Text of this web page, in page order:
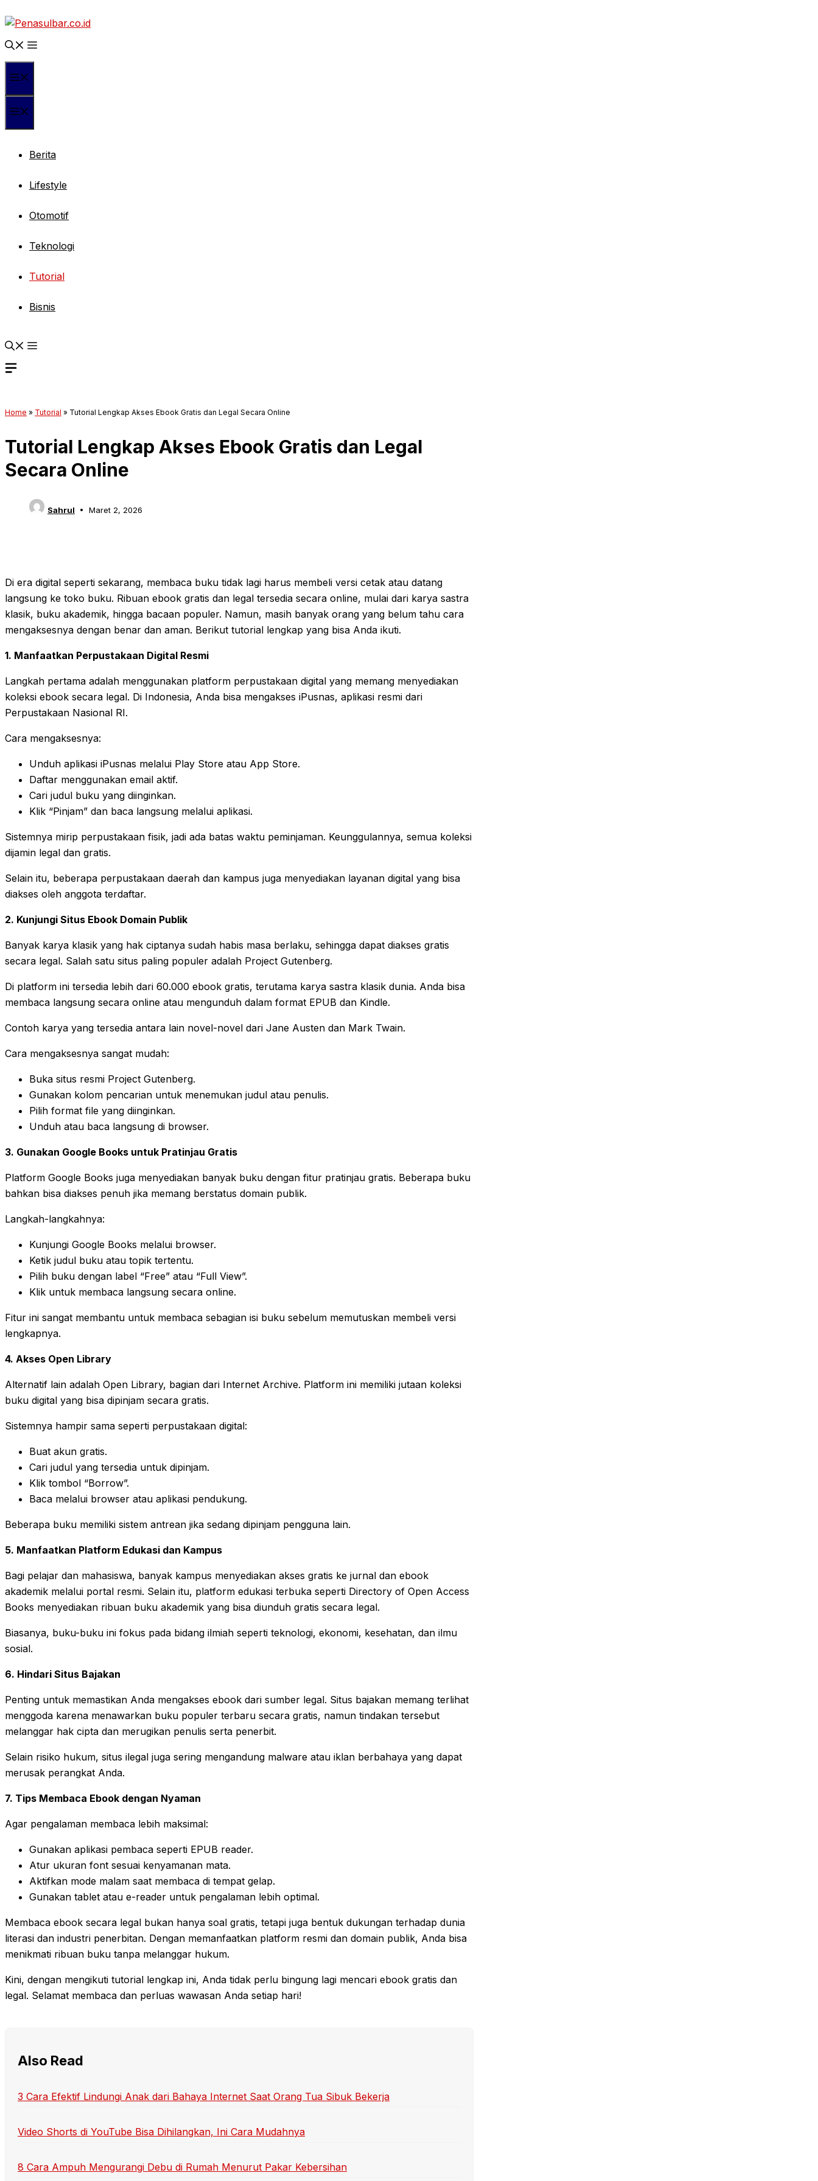
ke
isi
Berita
Lifestyle
Otomotif
Teknologi
Tutorial
Bisnis
Home » Tutorial » Tutorial Lengkap Akses Ebook Gratis dan Legal Secara Online
Tutorial Lengkap Akses Ebook Gratis dan Legal
Secara Online
Sahrul Maret 2, 2026
Di era digital seperti sekarang, membaca buku tidak lagi harus membeli versi cetak atau datang
langsung ke toko buku. Ribuan ebook gratis dan legal tersedia secara online, mulai dari karya sastra
klasik, buku akademik, hingga bacaan populer. Namun, masih banyak orang yang belum tahu cara
mengaksesnya dengan benar dan aman. Berikut tutorial lengkap yang bisa Anda ikuti.
1. Manfaatkan Perpustakaan Digital Resmi
Langkah pertama adalah menggunakan platform perpustakaan digital yang memang menyediakan
koleksi ebook secara legal. Di Indonesia, Anda bisa mengakses iPusnas, aplikasi resmi dari
Perpustakaan Nasional RI.
Cara mengaksesnya:
Unduh aplikasi iPusnas melalui Play Store atau App Store.
Daftar menggunakan email aktif.
Cari judul buku yang diinginkan.
Klik “Pinjam” dan baca langsung melalui aplikasi.
Sistemnya mirip perpustakaan fisik, jadi ada batas waktu peminjaman. Keunggulannya, semua koleksi
dijamin legal dan gratis.
Selain itu, beberapa perpustakaan daerah dan kampus juga menyediakan layanan digital yang bisa
diakses oleh anggota terdaftar.
2. Kunjungi Situs Ebook Domain Publik
Banyak karya klasik yang hak ciptanya sudah habis masa berlaku, sehingga dapat diakses gratis
secara legal. Salah satu situs paling populer adalah Project Gutenberg.
Di platform ini tersedia lebih dari 60.000 ebook gratis, terutama karya sastra klasik dunia. Anda bisa
membaca langsung secara online atau mengunduh dalam format EPUB dan Kindle.
Contoh karya yang tersedia antara lain novel-novel dari Jane Austen dan Mark Twain.
Cara mengaksesnya sangat mudah:
Buka situs resmi Project Gutenberg.
Gunakan kolom pencarian untuk menemukan judul atau penulis.
Pilih format file yang diinginkan.
Unduh atau baca langsung di browser.
3. Gunakan Google Books untuk Pratinjau Gratis
Platform Google Books juga menyediakan banyak buku dengan fitur pratinjau gratis. Beberapa buku
bahkan bisa diakses penuh jika memang berstatus domain publik.
Langkah-langkahnya:
Kunjungi Google Books melalui browser.
Ketik judul buku atau topik tertentu.
Pilih buku dengan label “Free” atau “Full View”.
Klik untuk membaca langsung secara online.
Fitur ini sangat membantu untuk membaca sebagian isi buku sebelum memutuskan membeli versi
lengkapnya.
4. Akses Open Library
Alternatif lain adalah Open Library, bagian dari Internet Archive. Platform ini memiliki jutaan koleksi
buku digital yang bisa dipinjam secara gratis.
Sistemnya hampir sama seperti perpustakaan digital:
Buat akun gratis.
Cari judul yang tersedia untuk dipinjam.
Klik tombol “Borrow”.
Baca melalui browser atau aplikasi pendukung.
Beberapa buku memiliki sistem antrean jika sedang dipinjam pengguna lain.
5. Manfaatkan Platform Edukasi dan Kampus
Bagi pelajar dan mahasiswa, banyak kampus menyediakan akses gratis ke jurnal dan ebook
akademik melalui portal resmi. Selain itu, platform edukasi terbuka seperti Directory of Open Access
Books menyediakan ribuan buku akademik yang bisa diunduh gratis secara legal.
Biasanya, buku-buku ini fokus pada bidang ilmiah seperti teknologi, ekonomi, kesehatan, dan ilmu
sosial.
6. Hindari Situs Bajakan
Penting untuk memastikan Anda mengakses ebook dari sumber legal. Situs bajakan memang terlihat
menggoda karena menawarkan buku populer terbaru secara gratis, namun tindakan tersebut
melanggar hak cipta dan merugikan penulis serta penerbit.
Selain risiko hukum, situs ilegal juga sering mengandung malware atau iklan berbahaya yang dapat
merusak perangkat Anda.
7. Tips Membaca Ebook dengan Nyaman
Agar pengalaman membaca lebih maksimal:
Gunakan aplikasi pembaca seperti EPUB reader.
Atur ukuran font sesuai kenyamanan mata.
Aktifkan mode malam saat membaca di tempat gelap.
Gunakan tablet atau e-reader untuk pengalaman lebih optimal.
Membaca ebook secara legal bukan hanya soal gratis, tetapi juga bentuk dukungan terhadap dunia
literasi dan industri penerbitan. Dengan memanfaatkan platform resmi dan domain publik, Anda bisa
menikmati ribuan buku tanpa melanggar hukum.
Kini, dengan mengikuti tutorial lengkap ini, Anda tidak perlu bingung lagi mencari ebook gratis dan
legal. Selamat membaca dan perluas wawasan Anda setiap hari!
Also Read
3 Cara Efektif Lindungi Anak dari Bahaya Internet Saat Orang Tua Sibuk Bekerja
Video Shorts di YouTube Bisa Dihilangkan, Ini Cara Mudahnya
8 Cara Ampuh Mengurangi Debu di Rumah Menurut Pakar Kebersihan